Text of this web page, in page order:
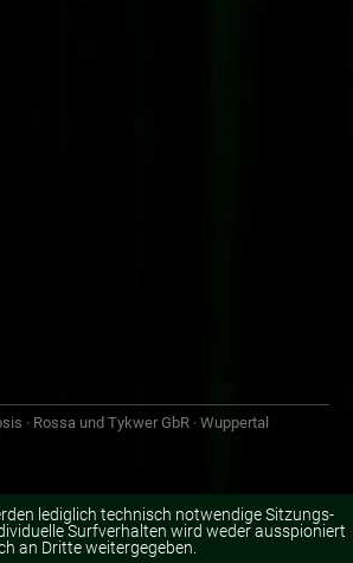
· Rossa und Tykwer GbR · Wuppertal
lediglich technisch notwendige Sitzungs-
Surfverhalten wird weder ausspioniert
an Dritte weitergegeben.